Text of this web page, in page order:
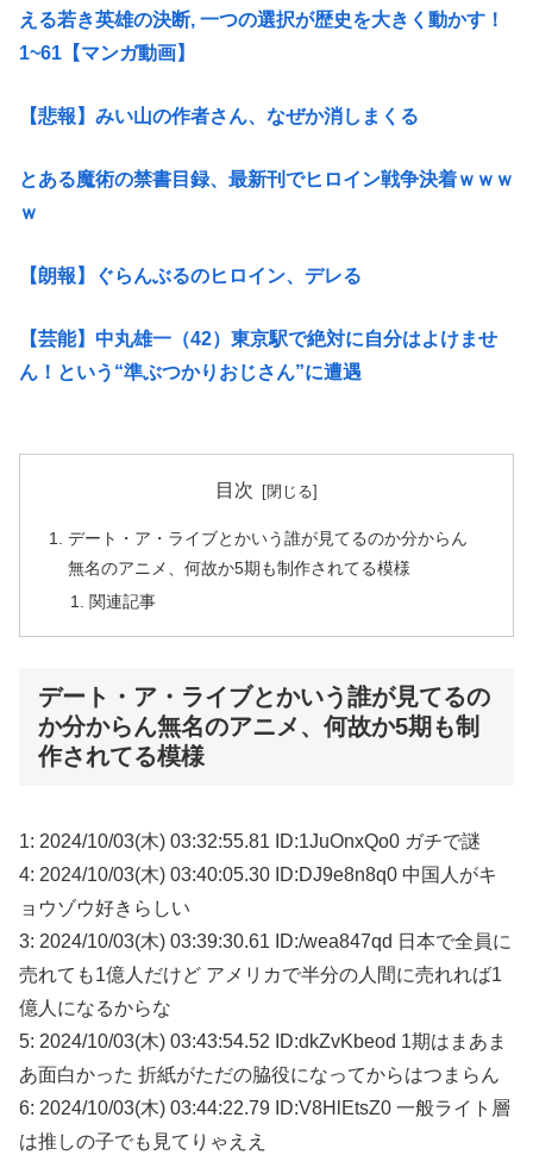
える若き英雄の決断, 一つの選択が歴史を大きく動かす！
1~61【マンガ動画】
【悲報】みい山の作者さん、なぜか消しまくる
とある魔術の禁書目録、最新刊でヒロイン戦争決着ｗｗｗ
ｗ
【朗報】ぐらんぶるのヒロイン、デレる
【芸能】中丸雄一（42）東京駅で絶対に自分はよけませ
ん！という“準ぶつかりおじさん”に遭遇
目次
デート・ア・ライブとかいう誰が見てるのか分からん
無名のアニメ、何故か5期も制作されてる模様
関連記事
デート・ア・ライブとかいう誰が見てるの
か分からん無名のアニメ、何故か5期も制
作されてる模様
1: 2024/10/03(木) 03:32:55.81 ID:1JuOnxQo0 ガチで謎
4: 2024/10/03(木) 03:40:05.30 ID:DJ9e8n8q0 中国人がキ
ョウゾウ好きらしい
3: 2024/10/03(木) 03:39:30.61 ID:/wea847qd 日本で全員に
売れても1億人だけど アメリカで半分の人間に売れれば1
億人になるからな
5: 2024/10/03(木) 03:43:54.52 ID:dkZvKbeod 1期はまあま
あ面白かった 折紙がただの脇役になってからはつまらん
6: 2024/10/03(木) 03:44:22.79 ID:V8HlEtsZ0 一般ライト層
は推しの子でも見てりゃええ